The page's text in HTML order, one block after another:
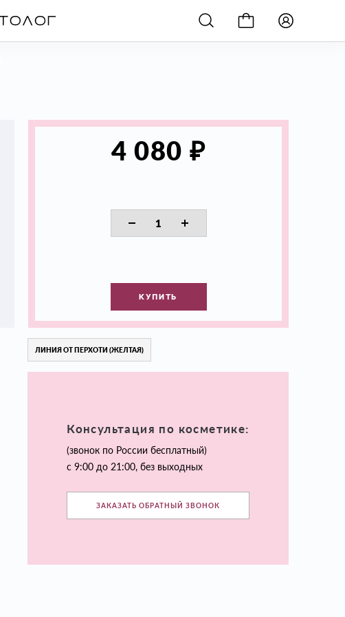
4 080 ₽
КУПИТЬ
ЛИНИЯ ОТ ПЕРХОТИ (ЖЕЛТАЯ)
Консультация по косметике:
(звонок по России бесплатный)
с 9:00 до 21:00, без выходных
ЗАКАЗАТЬ ОБРАТНЫЙ ЗВОНОК